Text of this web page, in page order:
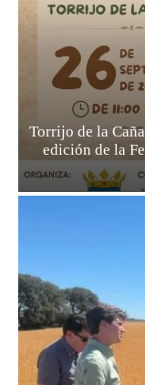
Torrijo de la
edición de la